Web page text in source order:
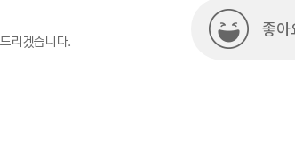
리겠습니다.
좋아